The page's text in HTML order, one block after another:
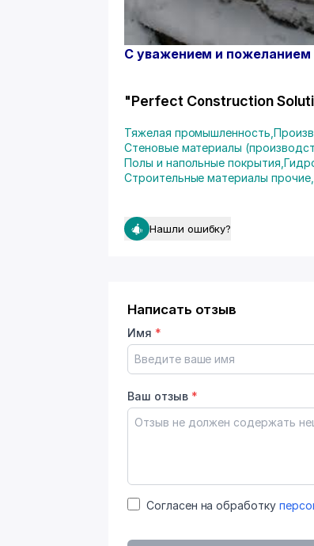
С уважением и пожеланием
"Perfect Construction
Тяжелая промышленность
Стеновые материалы
Полы и напольные покрытия
Строительные материалы прочие,
Нашли ошибку?
Написать отзыв
Имя *
Ваш отзыв *
Согласен на обработку